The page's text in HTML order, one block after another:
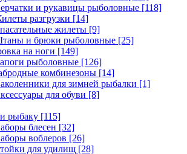
и рукавицы рыболовные [118]
разгрузки [14]
жилеты [9]
и брюки рыболовные [25]
на ноги [149]
рыболовные [126]
комбинезоны [14]
для зимней рыбалки [1]
для обуви [8]
рыбаку [115]
блесен [32]
воблеров [26]
для удилищ [28]